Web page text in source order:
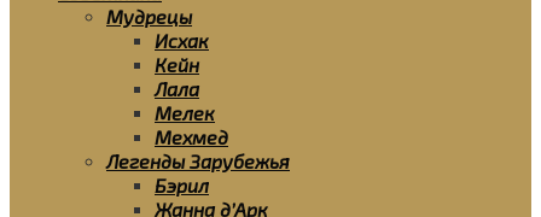
Мудрецы
Исхак
Кейн
Лала
Мелек
Мехмед
Легенды Зарубежья
Бэрил
Жанна д’Арк